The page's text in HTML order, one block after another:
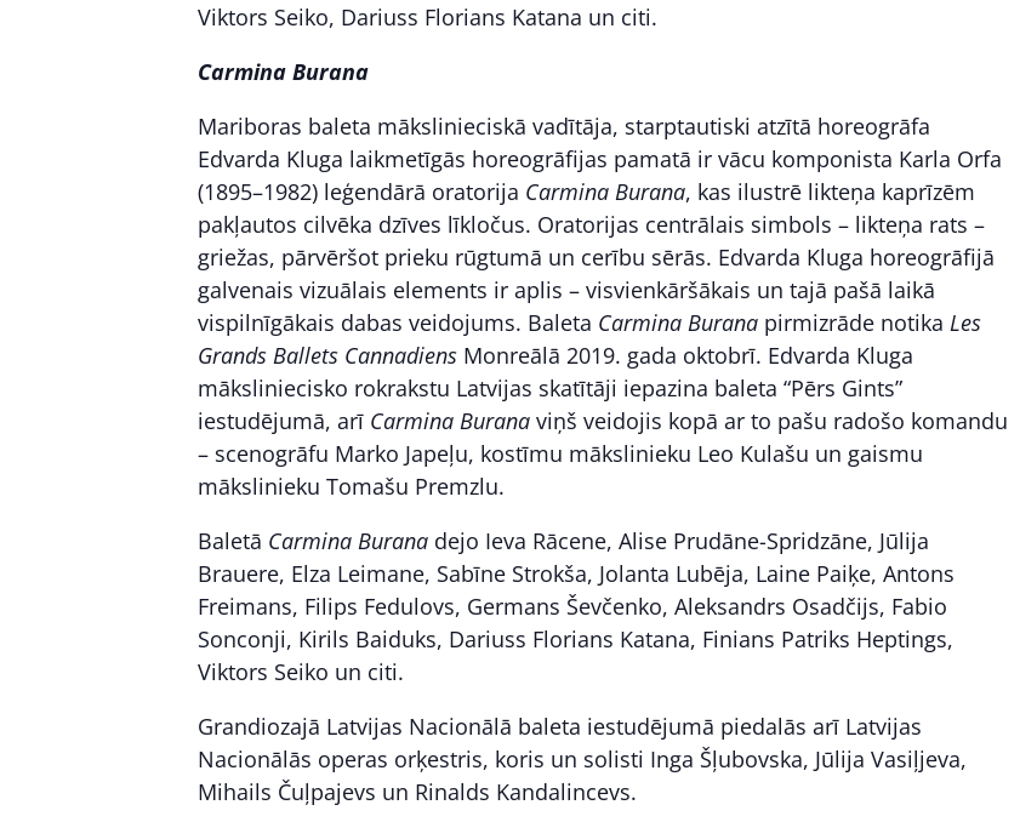
Viktors Seiko, Dariuss Florians Katana un citi.
Carmina Burana
Mariboras baleta mākslinieciskā vadītāja, starptautiski atzītā horeogrāfa
Edvarda Kluga laikmetīgās horeogrāfijas pamatā ir vācu komponista Karla Orfa
(1895–1982) leģendārā oratorija Carmina Burana, kas ilustrē likteņa kaprīzēm
pakļautos cilvēka dzīves līkločus. Oratorijas centrālais simbols – likteņa rats –
griežas, pārvēršot prieku rūgtumā un cerību sērās. Edvarda Kluga horeogrāfijā
galvenais vizuālais elements ir aplis – visvienkāršākais un tajā pašā laikā
vispilnīgākais dabas veidojums. Baleta Carmina Burana pirmizrāde notika Les
Grands Ballets Cannadiens Monreālā 2019. gada oktobrī. Edvarda Kluga
māksliniecisko rokrakstu Latvijas skatītāji iepazina baleta “Pērs Gints”
iestudējumā, arī Carmina Burana viņš veidojis kopā ar to pašu radošo komandu
– scenogrāfu Marko Japeļu, kostīmu mākslinieku Leo Kulašu un gaismu
mākslinieku Tomašu Premzlu.
Baletā Carmina Burana dejo Ieva Rācene, Alise Prudāne-Spridzāne, Jūlija
Brauere, Elza Leimane, Sabīne Strokša, Jolanta Lubēja, Laine Paiķe, Antons
Freimans, Filips Fedulovs, Germans Ševčenko, Aleksandrs Osadčijs, Fabio
Sonconji, Kirils Baiduks, Dariuss Florians Katana, Finians Patriks Heptings,
Viktors Seiko un citi.
Grandiozajā Latvijas Nacionālā baleta iestudējumā piedalās arī Latvijas
Nacionālās operas orķestris, koris un solisti Inga Šļubovska, Jūlija Vasiļjeva,
Mihails Čuļpajevs un Rinalds Kandalincevs.